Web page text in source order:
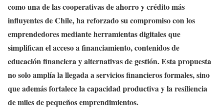
como una de las cooperativas de ahorro y crédito más
influyentes de Chile, ha reforzado su compromiso con los
emprendedores mediante herramientas digitales que
simplifican el acceso a financiamiento, contenidos de
educación financiera y alternativas de gestión. Esta propuesta
no solo amplía la llegada a servicios financieros formales, sino
que además fortalece la capacidad productiva y la resiliencia
de miles de pequeños emprendimientos.